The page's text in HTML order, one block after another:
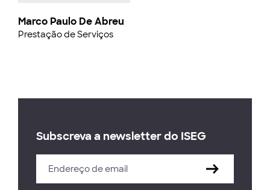
Marco Paulo De Abreu
Prestação de Serviços
Subscreva a newsletter do ISEG